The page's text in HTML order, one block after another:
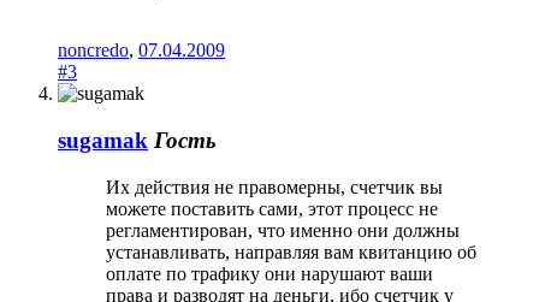
noncredo, 07.04.2009
#3
sugamak Гость
Их действия не правомерны, счетчик вы
можете поставить сами, этот процесс не
регламентирован, что именно они должны
устанавливать, направляя вам квитанцию об
оплате по трафику они нарушают ваши
права и разводят на деньги, ибо счетчик у